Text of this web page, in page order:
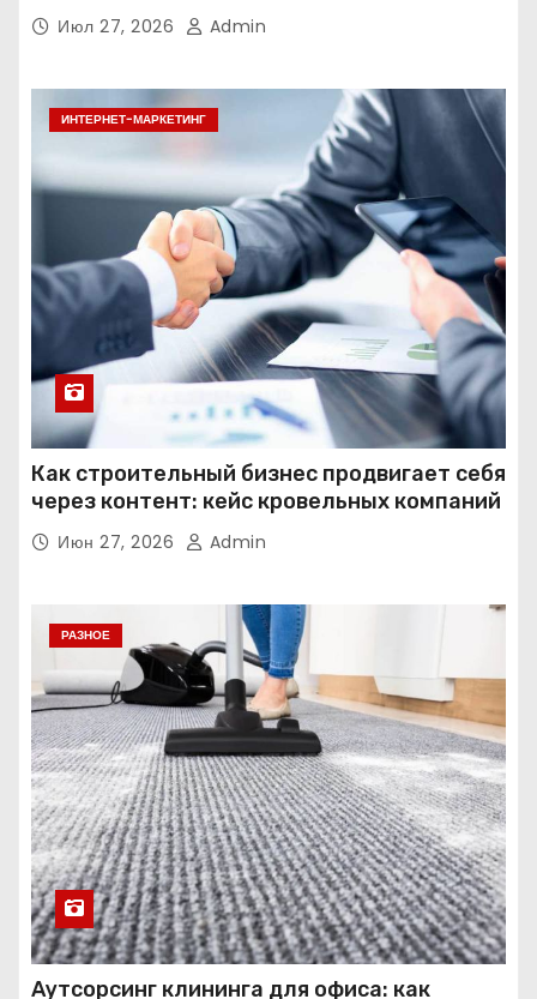
Июл 27, 2026 Admin
ИНТЕРНЕТ-МАРКЕТИНГ
Как строительный бизнес продвигает себя
через контент: кейс кровельных компаний
Июн 27, 2026 Admin
РАЗНОЕ
Аутсорсинг клининга для офиса: как